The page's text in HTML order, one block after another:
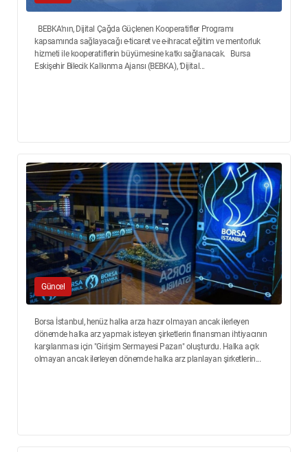
BEBKA’nın, Dijital Çağda Güçlenen Kooperatifler Programı
kapsamında sağlayacağı e-ticaret ve e-ihracat eğitim ve mentorluk
hizmeti ile kooperatiflerin büyümesine katkı sağlanacak. Bursa
Eskişehir Bilecik Kalkınma Ajansı (BEBKA), ‘Dijital...
Güncel
Borsa İstanbul, henüz halka arza hazır olmayan ancak ilerleyen
dönemde halka arz yapmak isteyen şirketlerin finansman ihtiyacının
karşılanması için "Girişim Sermayesi Pazarı" oluşturdu. Halka açık
olmayan ancak ilerleyen dönemde halka arz planlayan şirketlerin...